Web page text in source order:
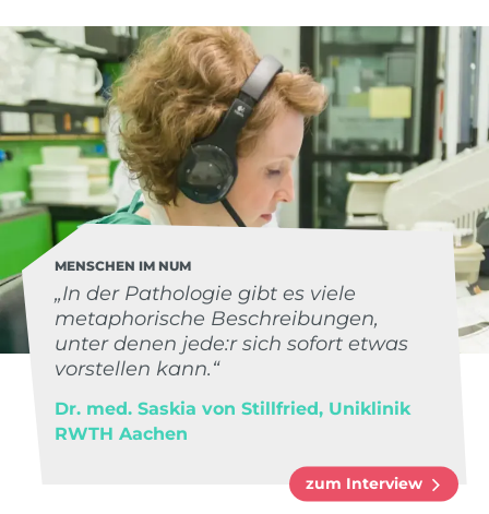
MENSCHEN IM NUM
„In der Pathologie gibt es viele
metaphorische Beschreibungen,
unter denen jede:r sich sofort etwas
vorstellen kann.“
Dr. med. Saskia von Stillfried, Uniklinik
RWTH Aachen
zum Interview